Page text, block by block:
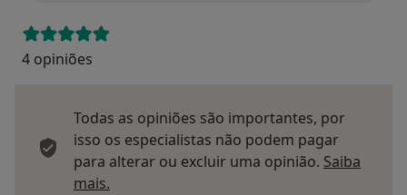
4 opiniões
Todas as opiniões são importantes, por
isso os especialistas não podem pagar
para alterar ou excluir uma opinião. Saiba
mais.